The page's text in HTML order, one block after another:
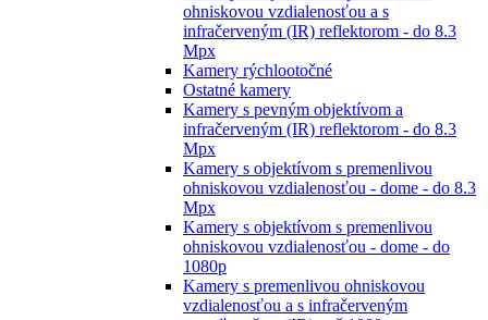
ohniskovou vzdialenosťou a s
infračerveným (IR) reflektorom - do 8.3
Mpx
Kamery rýchlootočné
Ostatné kamery
Kamery s pevným objektívom a
infračerveným (IR) reflektorom - do 8.3
Mpx
Kamery s objektívom s premenlivou
ohniskovou vzdialenosťou - dome - do 8.3
Mpx
Kamery s objektívom s premenlivou
ohniskovou vzdialenosťou - dome - do
1080p
Kamery s premenlivou ohniskovou
vzdialenosťou a s infračerveným